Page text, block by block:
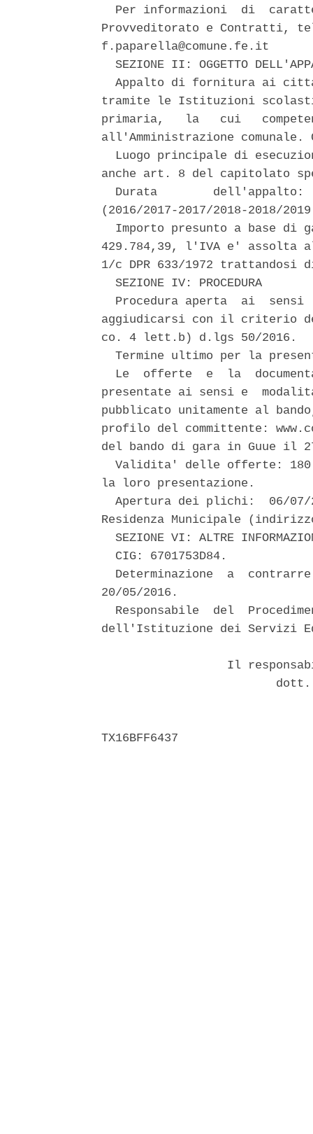
Per informazioni  di
Provveditorato e Contratti, tel
f.paparella@comune.fe.it
SEZIONE II: OGGETTO
Appalto di fornitura ai
tramite le Istituzioni
primaria,   la   cui
all'Amministrazione comunale.
Luogo principale di
anche art. 8 del capitolato
Durata        dell'appalto:
(2016/2017-2017/2018-2018/
Importo presunto a base di
429.784,39, l'IVA e'
1/c DPR 633/1972
  SEZIONE IV: PROCEDURA
Procedura aperta  ai  sensi
aggiudicarsi con il criterio
co. 4 lett.b) d.lgs 50/2016.
Termine ultimo per la
Le  offerte  e  la
presentate ai sensi e
pubblicato unitamente al
profilo del committente:
del bando di gara in Guue il
Validita' delle offerte:
la loro presentazione.
Apertura dei plichi:  06/
Residenza Municipale
SEZIONE VI: ALTRE
  CIG: 6701753D84.
Determinazione  a
20/05/2016.
Responsabile  del
dell'Istituzione dei Servizi
Il